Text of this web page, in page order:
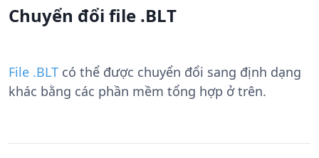
Chuyển đổi file .BLT
File .BLT có thể được chuyển đổi sang định dạng
khác bằng các phần mềm tổng hợp ở trên.